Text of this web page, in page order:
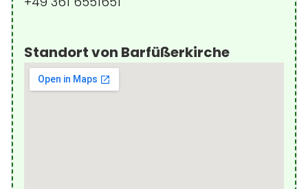
Standort von Barfüßerkirche